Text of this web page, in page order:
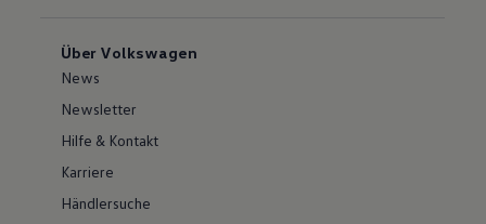
Über Volkswagen
News
Newsletter
Hilfe & Kontakt
Karriere
Händlersuche